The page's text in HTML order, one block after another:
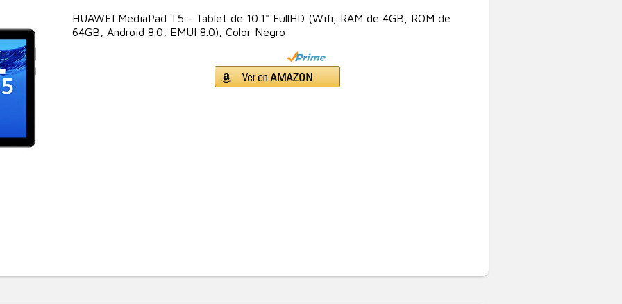
HUAWEI MediaPad T5 - Tablet de 10.1" FullHD (Wifi, RAM de 4GB, ROM de
64GB, Android 8.0, EMUI 8.0), Color Negro